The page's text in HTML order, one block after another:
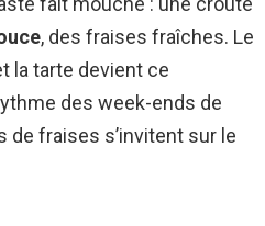
, des fraises fraîches. Le
la tarte devient ce
des week-ends de
de fraises s’invitent sur le